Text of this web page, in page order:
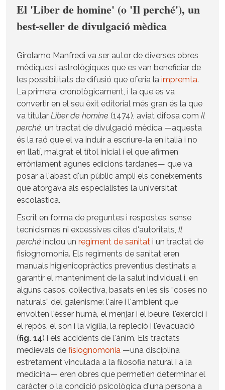
El 'Liber de homine' (o 'Il perché'), un
best-seller de divulgació mèdica
Girolamo Manfredi va ser autor de diverses obres
mèdiques i astrològiques que es van beneficiar de
les possibilitats de difusió que oferia laimpremta.
La primera, cronològicament, i la que es va
convertir en el seu èxit editorial més gran és la que
va titularLiber de homine (1474), aviat difosa comIl
perché, un tractat de divulgació mèdica —aquesta
és la raó que el va induir a escriure-la en italià i no
en llatí, malgrat el títol inicial i el que afirmen
erròniament agunes edicions tardanes— que va
posar a l'abast d'un públic ampli els coneixements
que atorgava als especialistes la universitat
escolàstica.
Escrit en forma de preguntes i respostes, sense
tecnicismes ni excessives cites d'autoritats,Il
perché inclou unregiment de sanitat i un tractat de
fisiognomonia. Els regiments de sanitat eren
manuals higienicopràctics preventius destinats a
garantir el manteniment de la salut individual i, en
alguns casos, col·lectiva, basats en les sis “coses no
naturals” del galenisme: l'aire i l'ambient que
envolten l'ésser humà, el menjar i el beure, l'exercici i
el repòs, el son i la vigília, la repleció i l'evacuació
(fig. 14) i els accidents de l'ànim. Els tractats
medievals defisiognomonia —una disciplina
estretament vinculada a la filosofia natural i a la
medicina— eren obres que permetien determinar el
caràcter o la condició psicològica d'una persona a